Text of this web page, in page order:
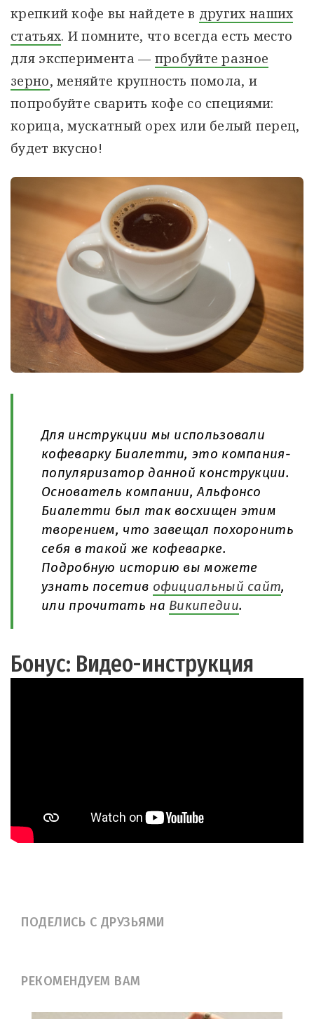
крепкий кофе вы найдете в других наших
статьях. И помните, что всегда есть место
для эксперимента — пробуйте разное
зерно, меняйте крупность помола, и
попробуйте сварить кофе со специями:
корица, мускатный орех или белый перец,
будет вкусно!
Для инструкции мы использовали
кофеварку Биалетти, это компания-
популяризатор данной конструкции.
Основатель компании, Альфонсо
Биалетти был так восхищен этим
творением, что завещал похоронить
себя в такой же кофеварке.
Подробную историю вы можете
узнать посетив официальный сайт,
или прочитать на Википедии.
Бонус: Видео-инструкция
ПОДЕЛИСЬ С ДРУЗЬЯМИ
РЕКОМЕНДУЕМ ВАМ